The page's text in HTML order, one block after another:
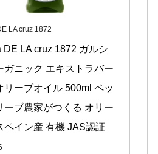
LA cruz 1872
DE LA cruz 1872 ガルシ
ガニック エキストラバー
リーブオイル 500ml ペッ
ーブ農家がつくる オリー
ペイン産 有機 JAS認証